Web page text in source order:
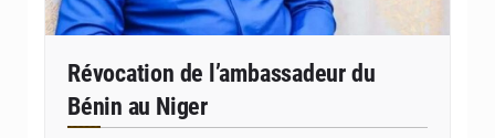
Révocation de l’ambassadeur du
Bénin au Niger